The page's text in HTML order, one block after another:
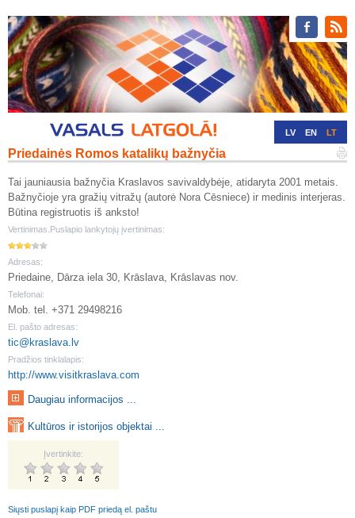
LV EN LT
Priedainės Romos katalikų bažnyčia
Tai jauniausia bažnyčia Kraslavos savivaldybėje, atidaryta 2001 metais.
Bažnyčioje yra gražių vitražų (autorė Nora Cēsniece) ir medinis interjeras.
Būtina registruotis iš anksto!
Vertinimas.Puslapio lankytojų įvertinimas:
Adresas:
Priedaine, Dārza iela 30, Krāslava, Krāslavas nov.
Telefonai:
Mob. tel. +371 29498216
El. pašto adresas:
tic@kraslava.lv
Pradžios tinklalapis:
http://www.visitkraslava.com
Daugiau informacijos ...
Kultūros ir istorijos objektai ...
Įvertinkite:
Siųsti puslapį kaip PDF priedą el. paštu